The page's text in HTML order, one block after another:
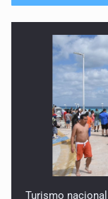
2 de Mayo de
Mujeres que
25 de Abril de
Reimaginar la
18 de Abril de
Sobre el cuerpo
28 de Marzo
Turismo